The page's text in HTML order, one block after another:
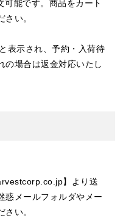
能です。商品をカート
い。
表示され、予約・入荷待
の場合は返金対応いたし
】より送
惑メールフォルダやメー
い。